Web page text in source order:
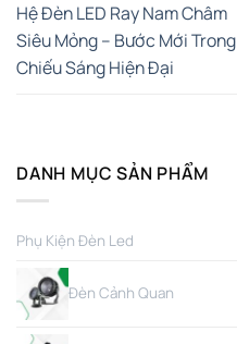
Hệ Đèn LED Ray Nam Châm
Siêu Mỏng – Bước Mới Trong
Chiếu Sáng Hiện Đại
DANH MỤC SẢN PHẨM
Phụ Kiện Đèn Led
Đèn Cảnh Quan